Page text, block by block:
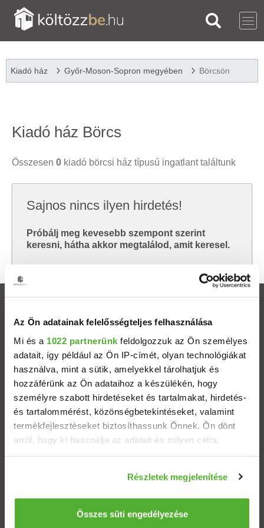
Az Ön adatainak felelősségteljes felhasználása
Mi és a 1022 partnerünk feldolgozzuk az Ön személyes
adatait, így például az Ön IP-címét, olyan technológiákat
használva, mint a sütik, amelyekkel tárolhatjuk és
hozzáférünk az Ön adataihoz a készülékén, hogy
személyre szabott hirdetéseket és tartalmakat, hirdetés-
és tartalommérést, közönségbetekintéseket, valamint
termékfejlesztéseket biztosíthassunk Önnek. Ön dönt
arról, hogy ki használja az adatait és milyen célra.
Információgyűjtés az Ön földrajzi elhelyezkedéséről
pár méteres pontossággal
Az Ön készülékén beazonosítása annak konkrét
Részletek megjelenítése
Összes süti engedélyezése
Kiadó ház Győr-Moson-Sopron megyében Börcsön
Kiadó ház Börcs
Összesen 0 kiadó börcsi ház típusú ingatlant találtunk
Sajnos nincs ilyen hirdetés!
Próbálj meg kevesebb szempont szerint
keresni, hátha akkor megtalálod, amit keresel.
Eladó házak
Eladó lakások
Települések
Albérletek
Adatvédelem Etikai kódex